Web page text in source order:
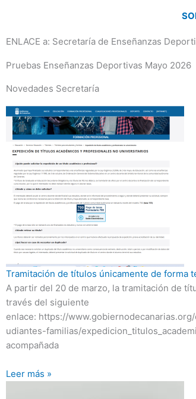
ENLACE a: Secretaría de Enseñanzas
Pruebas Enseñanzas Deportivas Mayo 2026
Novedades Secretaría
Tramitación de títulos únicamente de forma
A partir del 20 de marzo, la tramitación de
través del siguiente
enlace: https://
udiantes-familias/
acompañada
Leer más »